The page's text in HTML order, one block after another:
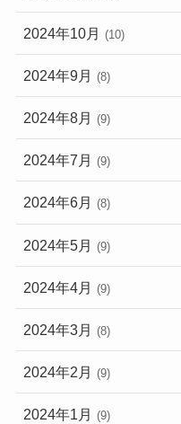
2024年10月 (10)
2024年9月 (8)
2024年8月 (9)
2024年7月 (9)
2024年6月 (8)
2024年5月 (9)
2024年4月 (9)
2024年3月 (8)
2024年2月 (9)
2024年1月 (9)